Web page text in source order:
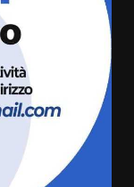
studenti
“La strada
di
in